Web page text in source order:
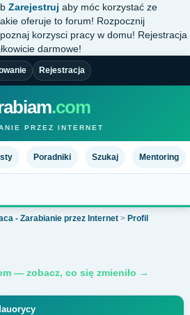
Zarejestruj aby móc korzystać ze
oferuje to forum! Rozpocznij
, poznaj korzysci pracy w domu! Rejestracja
darmowe!
Rejestracja
.com
PRZEZ INTERNET
Poradniki Szukaj Mentoring
- Zarabianie przez Internet > Profil
— zobacz, co się zmieniło →